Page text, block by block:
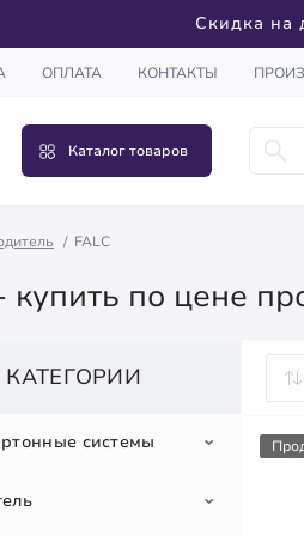
Скидка на
ОПЛАТА КОНТАКТЫ
Каталог товаров
FALС
купить по цене
КАТЕГОРИИ
системы